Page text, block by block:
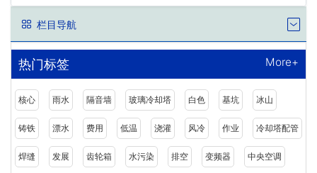
栏目导航
热门标签 More+
核心 雨水 隔音墙 玻璃冷却塔 白色 基坑 冰山
铸铁 漂水 费用 低温 浇灌 风冷 作业 冷却塔配管
焊缝 发展 齿轮箱 水污染 排空 变频器 中央空调